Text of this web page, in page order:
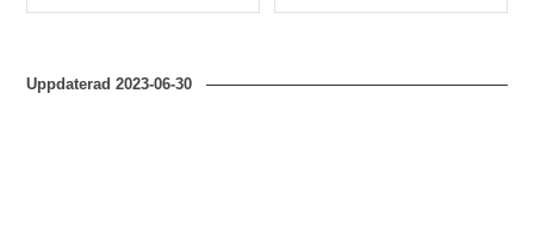
Typ Typ
Uppdaterad2023-06-30